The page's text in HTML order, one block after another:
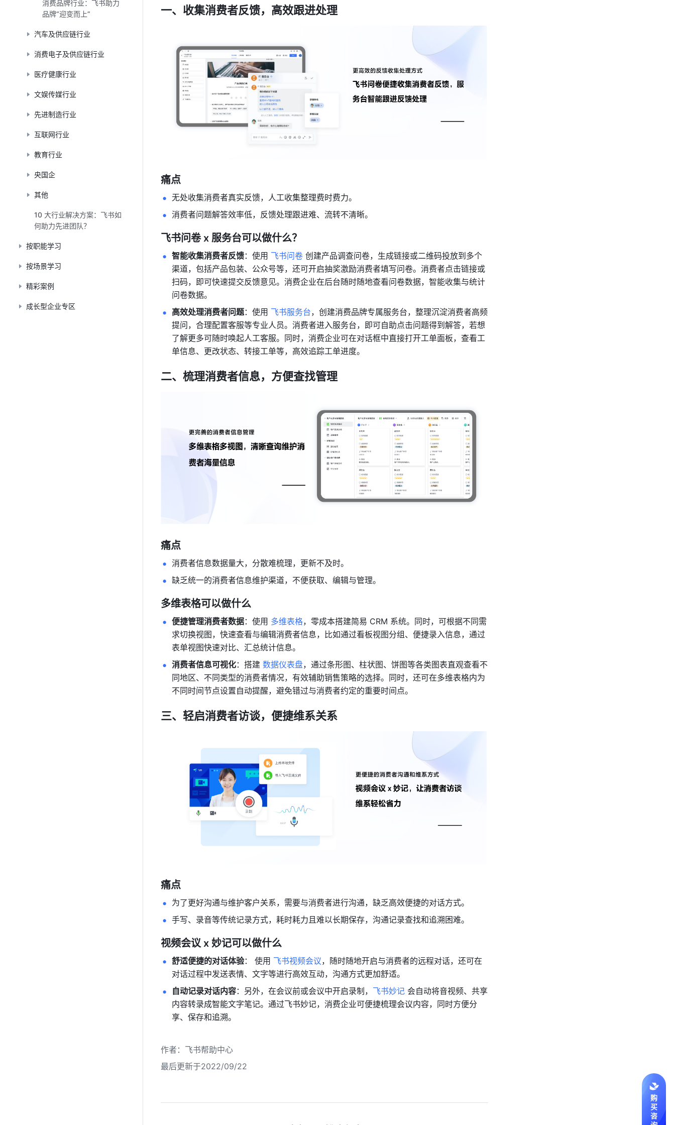
消费品牌行业：飞书助力
品牌“迎变而上”
汽车及供应链行业
消费电子及供应链行业
医疗健康行业
文娱传媒行业
先进制造行业
互联网行业
教育行业
央国企
其他
10 大行业解决方案：飞书如
何助力先进团队？
按职能学习
按场景学习
精彩案例
成长型企业专区
一、收集消费者反馈，高效跟进处理
痛点
无处收集消费者真实反馈，人工收集整理费时费力。
消费者问题解答效率低，反馈处理跟进难、流转不清晰。
飞书问卷 x 服务台可以做什么？
智能收集消费者反馈：使用 飞书问卷 创建产品调查问卷，生成链接或二维码投放到多个
渠道，包括产品包装、公众号等，还可开启抽奖激励消费者填写问卷。消费者点击链接或
扫码，即可快速提交反馈意见。消费企业在后台随时随地查看问卷数据，智能收集与统计
问卷数据。
高效处理消费者问题：使用 飞书服务台，创建消费品牌专属服务台，整理沉淀消费者高频
提问，合理配置客服等专业人员。消费者进入服务台，即可自助点击问题得到解答，若想
了解更多可随时唤起人工客服。同时，消费企业可在对话框中直接打开工单面板，查看工
单信息、更改状态、转接工单等，高效追踪工单进度。
二、梳理消费者信息，方便查找管理
痛点
消费者信息数据量大，分散难梳理，更新不及时。
缺乏统一的消费者信息维护渠道，不便获取、编辑与管理。
多维表格可以做什么
便捷管理消费者数据：使用 多维表格，零成本搭建简易 CRM 系统。同时，可根据不同需
求切换视图，快速查看与编辑消费者信息，比如通过看板视图分组、便捷录入信息，通过
表单视图快速对比、汇总统计信息。
消费者信息可视化：搭建 数据仪表盘，通过条形图、柱状图、饼图等各类图表直观查看不
同地区、不同类型的消费者情况，有效辅助销售策略的选择。同时，还可在多维表格内为
不同时间节点设置自动提醒，避免错过与消费者约定的重要时间点。
三、轻启消费者访谈，便捷维系关系
痛点
为了更好沟通与维护客户关系，需要与消费者进行沟通，缺乏高效便捷的对话方式。
手写、录音等传统记录方式，耗时耗力且难以长期保存，沟通记录查找和追溯困难。
视频会议 x 妙记可以做什么
舒适便捷的对话体验： 使用 飞书视频会议，随时随地开启与消费者的远程对话，还可在
对话过程中发送表情、文字等进行高效互动，沟通方式更加舒适。
自动记录对话内容：另外，在会议前或会议中开启录制， 飞书妙记 会自动将音视频、共享
内容转录成智能文字笔记。通过飞书妙记，消费企业可便捷梳理会议内容，同时方便分
享、保存和追溯。
作者 ： 飞书帮助中心
最后更新于2022/09/22
购
买
咨